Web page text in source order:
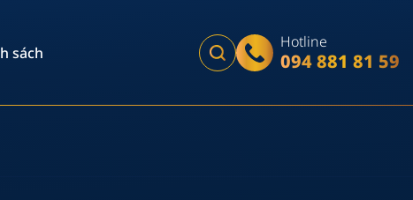
sách
Hotline
094 881 81 59